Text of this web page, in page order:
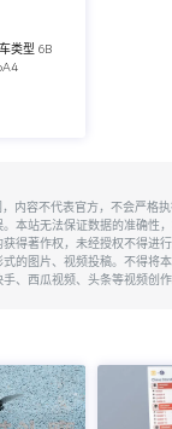
类型 6B
，内容不代表官方，不会严格
本站无法保证数据的准确性
得著作权，未经授权不得进
的图片、视频投稿。不得将
、西瓜视频、头条等视频创